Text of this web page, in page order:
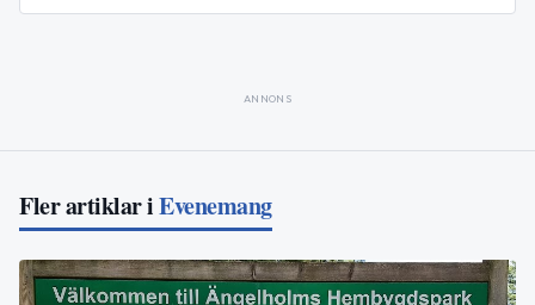
ANNONS
Fler artiklar iEvenemang